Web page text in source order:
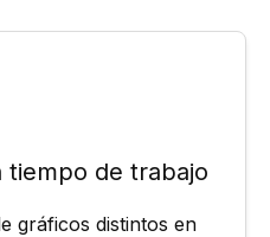
tiempo de trabajo
gráficos distintos en